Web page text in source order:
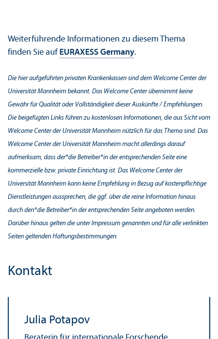
Weiterführende Informationen zu diesem Thema
finden Sie auf EURAXESS Germany.
Die hier aufgeführten privaten Krankenkassen sind dem Welcome Center der
Universität Mannheim bekannt. Das Welcome Center übernimmt keine
Gewähr für Qualität oder Vollständigkeit dieser Auskünfte / Empfehlungen.
Die beigefügten Links führen zu kostenlosen Informationen, die aus Sicht vom
Welcome Center der Universität Mannheim nützlich für das Thema sind. Das
Welcome Center der Universität Mannheim macht allerdings darauf
aufmerksam, dass der*die Betreiber*in der entsprechenden Seite eine
kommerzielle bzw. private Einrichtung ist. Das Welcome Center der
Universität Mannheim kann keine Empfehlung in Bezug auf kostenpflichtige
Dienstleistungen aussprechen, die ggf. über die reine Information hinaus
durch den*die Betreiber*in der entsprechenden Seite angeboten werden.
Darüber hinaus gelten die unter Impressum genannten und für alle verlinkten
Seiten geltenden Haftungs­bestimmungen.
Kontakt
Julia Potapov